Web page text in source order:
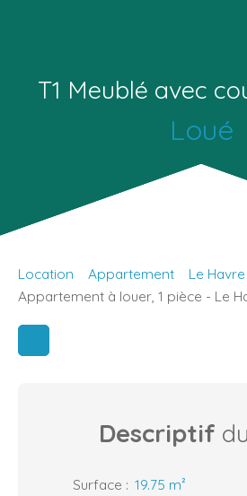
T1 Meublé avec
Loué
Location Appartement
Le
Appartement à louer, 1 pièce - Le
Descriptif
Surface : 19.75 m²